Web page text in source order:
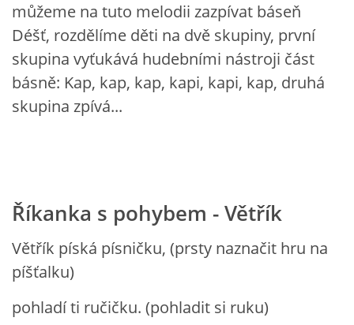
můžeme na tuto melodii zazpívat báseň
Déšť, rozdělíme děti na dvě skupiny, první
skupina vyťukává hudebními nástroji část
básně: Kap, kap, kap, kapi, kapi, kap, druhá
skupina zpívá...
Říkanka s pohybem - Větřík
Větřík píská písničku, (prsty naznačit hru na
píšťalku)
pohladí ti ručičku. (pohladit si ruku)